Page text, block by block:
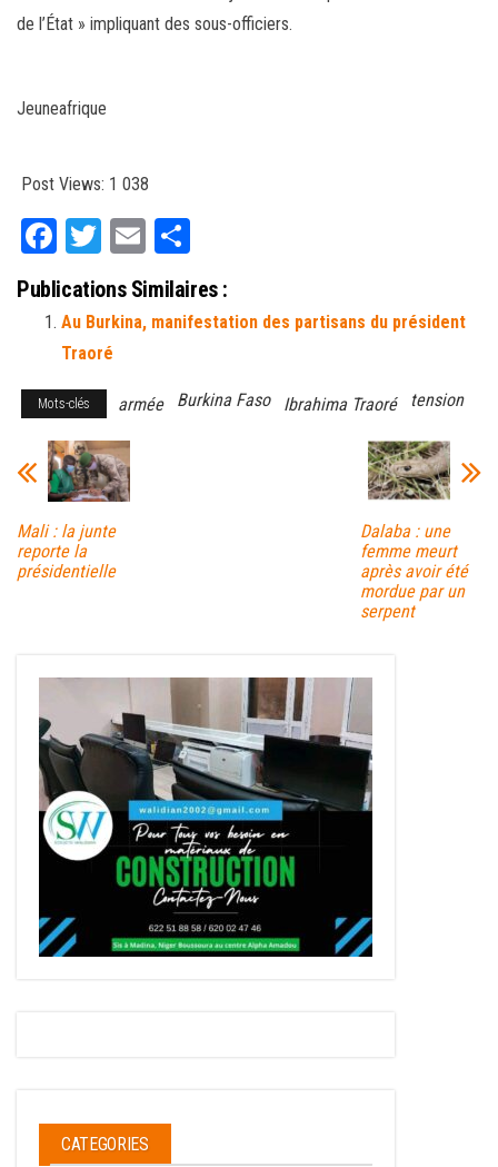
de l’État » impliquant des sous-officiers.
Jeuneafrique
Post Views: 1 038
Fa
ce
bo
ok
T
tt
er
E
m
ail ag
er
Publications Similaires :
Au Burkina, manifestation des partisans du président
Traoré
Mots-clés armée Burkina Faso Ibrahima Traoré tension
Mali : la junte
reporte la
présidentielle
Dalaba : une
femme meurt
après avoir été
mordue par un
serpent
CATEGORIES